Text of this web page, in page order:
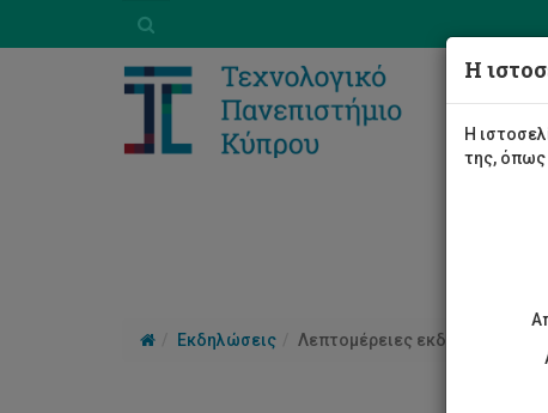
Εκδηλώσεις Λεπτομέρειες εκδήλωσης
Η
Η
της, όπως